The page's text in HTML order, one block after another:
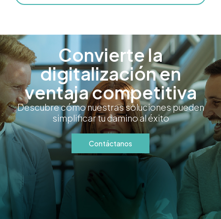
Convierte la
digitalización en
ventaja competitiva
Descubre cómo nuestras soluciones pueden
simplificar tu camino al éxito
Contáctanos